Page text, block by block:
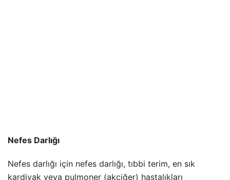
Nefes Darlığı
Nefes darlığı için nefes darlığı, tıbbi terim, en sık
kardiyak veya pulmoner (akciğer) hastalıkları